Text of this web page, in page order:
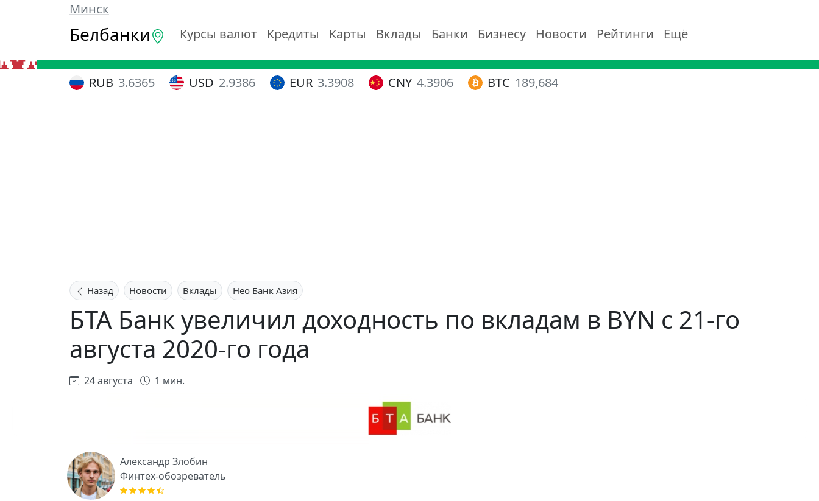
Минск
Белбанки Курсы валют Кредиты Карты Вклады Банки Бизнесу Новости Рейтинги Ещё
RUB 3.6365 USD 2.9386 EUR 3.3908 CNY 4.3906 BTC 189,684
Назад Новости Вклады Нео Банк Азия
БТА Банк увеличил доходность по вкладам в BYN c 21-го
августа 2020-го года
24 августа 1 мин.
Александр Злобин
Финтех-обозреватель